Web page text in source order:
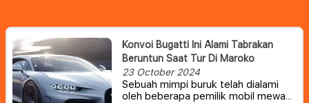
Konvoi Bugatti Ini Alami Tabrakan
Beruntun Saat Tur Di Maroko
23 October 2024
Sebuah mimpi buruk telah dialami
oleh beberapa pemilik mobil mewah